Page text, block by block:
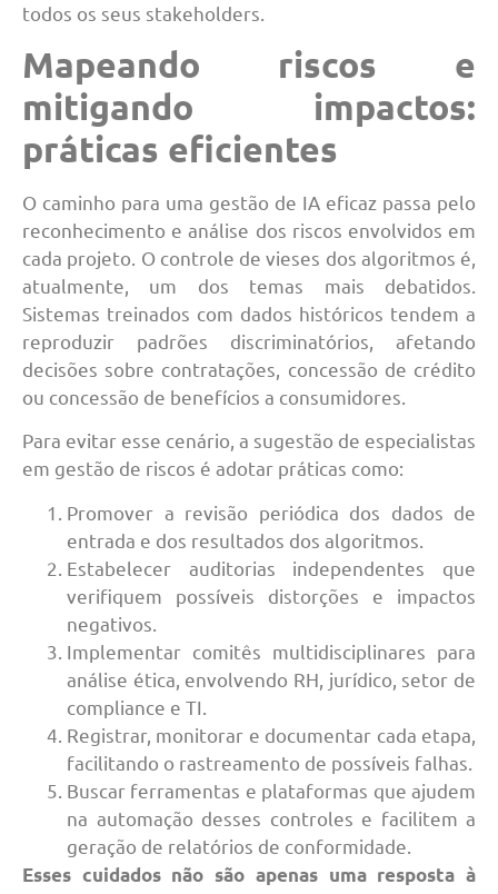
todos os seus stakeholders.
Mapeando riscos e
mitigando impactos:
práticas eficientes
O caminho para uma gestão de IA eficaz passa pelo
reconhecimento e análise dos riscos envolvidos em
cada projeto. O controle de vieses dos algoritmos é,
atualmente, um dos temas mais debatidos.
Sistemas treinados com dados históricos tendem a
reproduzir padrões discriminatórios, afetando
decisões sobre contratações, concessão de crédito
ou concessão de benefícios a consumidores.
Para evitar esse cenário, a sugestão de especialistas
em gestão de riscos é adotar práticas como:
Promover a revisão periódica dos dados de
entrada e dos resultados dos algoritmos.
Estabelecer auditorias independentes que
verifiquem possíveis distorções e impactos
negativos.
Implementar comitês multidisciplinares para
análise ética, envolvendo RH, jurídico, setor de
compliance e TI.
Registrar, monitorar e documentar cada etapa,
facilitando o rastreamento de possíveis falhas.
Buscar ferramentas e plataformas que ajudem
na automação desses controles e facilitem a
geração de relatórios de conformidade.
Esses cuidados não são apenas uma resposta à